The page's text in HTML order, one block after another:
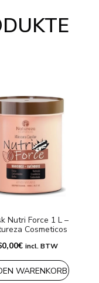
Nutri Force 1 L –
Cosmeticos
€ incl. BTW
WARENKORB